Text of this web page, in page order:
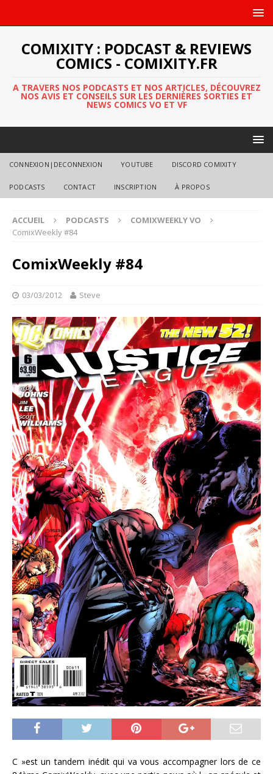
COMIXITY : PODCAST & REVIEWS
COMICS - COMIXITY.FR
A TRAVERS NOS PODCASTS ET NOS ARTICLES, DÉCOUVREZ
NOS AVIS ET CONSEILS SUR LES DERNIÈRES SORTIES ET
NEWS COMICS VO ET VF
CONNEXION|DECONNEXION YOUTUBE DISCORD COMIXITY
PODCASTS CONTACT INSCRIPTION À PROPOS
ACCUEIL PODCASTS
COMIXWEEKLY VO
ComixWeekly #84
ComixWeekly #84
03/03/2012 Steve
C »est un tandem inédit qui va vous accompagner lors de ce